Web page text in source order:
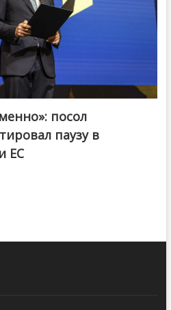
посол
паузу в
ЕС